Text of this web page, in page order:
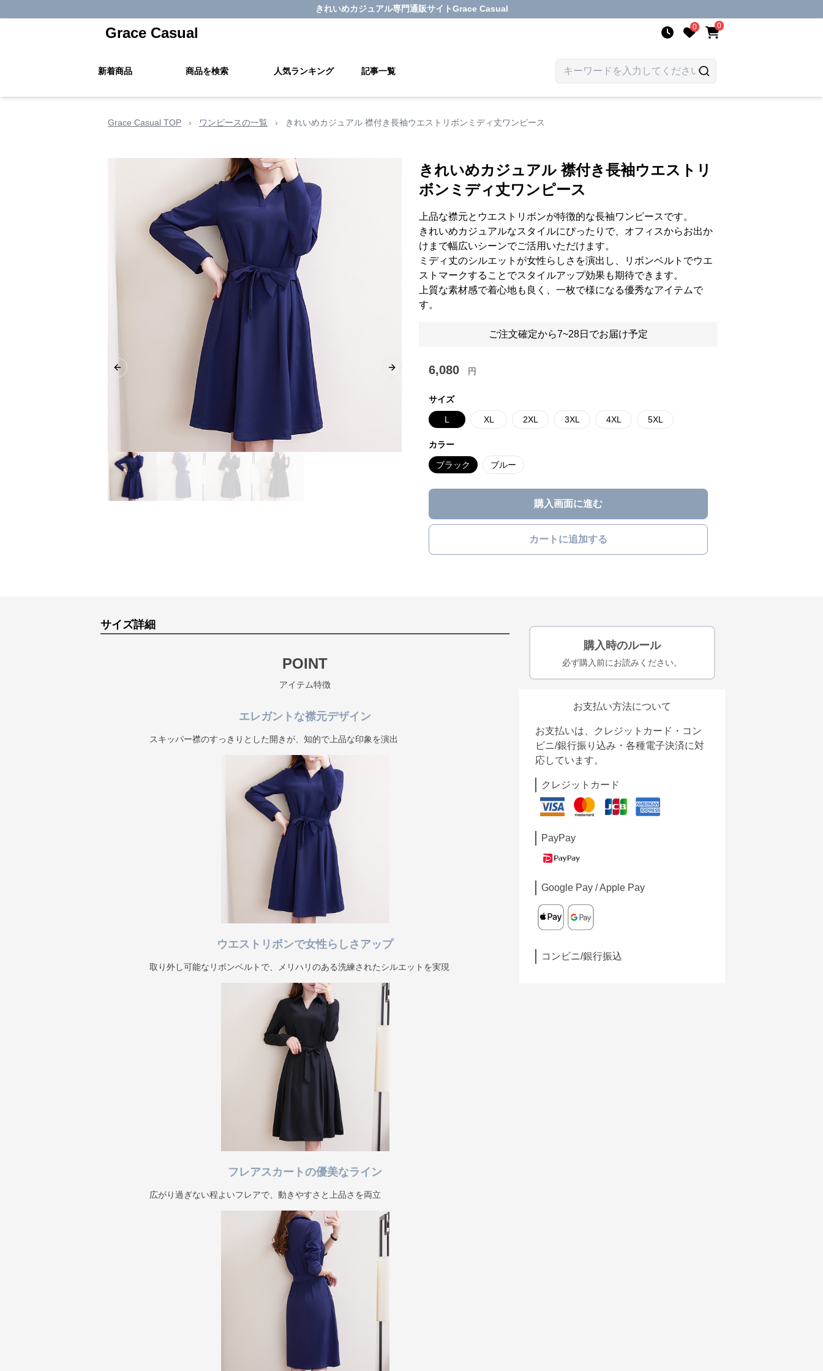
きれいめカジュアル専門通販サイトGrace Casual
Grace Casual 0 0
新着商品 商品を検索 人気ランキング 記事一覧
Grace Casual TOP › ワンピースの一覧 › きれいめカジュアル 襟付き長袖ウエストリボンミディ丈ワンピース
Previous slide Next slide
きれいめカジュアル 襟付き長袖ウエストリ
ボンミディ丈ワンピース
上品な襟元とウエストリボンが特徴的な長袖ワンピースです。
きれいめカジュアルなスタイルにぴったりで、オフィスからお出か
けまで幅広いシーンでご活用いただけます。
ミディ丈のシルエットが女性らしさを演出し、リボンベルトでウエ
ストマークすることでスタイルアップ効果も期待できます。
上質な素材感で着心地も良く、一枚で様になる優秀なアイテムで
す。
ご注文確定から7~28日でお届け予定
6,080 円
サイズ
L XL 2XL 3XL 4XL 5XL
カラー
ブラック ブルー
購入画面に進む
カートに追加する
サイズ詳細
POINT
アイテム特徴
エレガントな襟元デザイン
スキッパー襟のすっきりとした開きが、知的で上品な印象を演出
ウエストリボンで女性らしさアップ
取り外し可能なリボンベルトで、メリハリのある洗練されたシルエットを実現
フレアスカートの優美なライン
広がり過ぎない程よいフレアで、動きやすさと上品さを両立
購入時のルール
必ず購入前にお読みください。
お支払い方法について
お支払いは、クレジットカード・コン
ビニ/銀行振り込み・各種電子決済に対
応しています。
クレジットカード
PayPay
Google Pay / Apple Pay
コンビニ/銀行振込